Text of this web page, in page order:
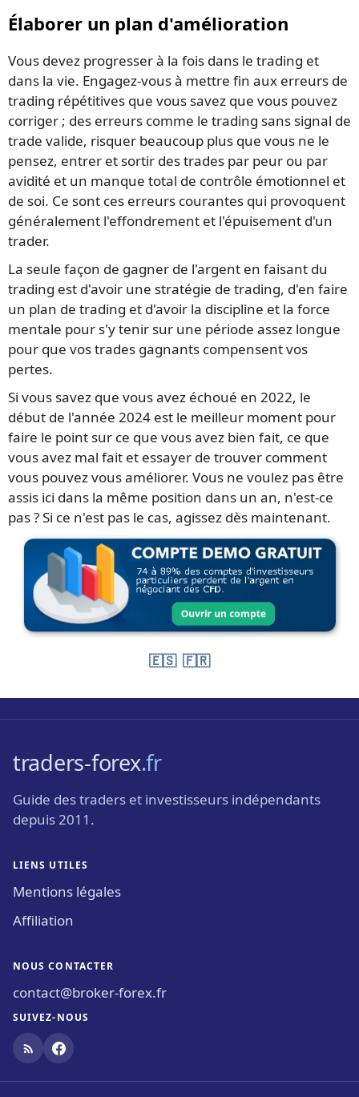
Élaborer un plan d'amélioration
Vous devez progresser à la fois dans le trading et
dans la vie. Engagez-vous à mettre fin aux erreurs de
trading répétitives que vous savez que vous pouvez
corriger ; des erreurs comme le trading sans signal de
trade valide, risquer beaucoup plus que vous ne le
pensez, entrer et sortir des trades par peur ou par
avidité et un manque total de contrôle émotionnel et
de soi. Ce sont ces erreurs courantes qui provoquent
généralement l'effondrement et l'épuisement d'un
trader.
La seule façon de gagner de l'argent en faisant du
trading est d'avoir une stratégie de trading, d'en faire
un plan de trading et d'avoir la discipline et la force
mentale pour s'y tenir sur une période assez longue
pour que vos trades gagnants compensent vos
pertes.
Si vous savez que vous avez échoué en 2022, le
début de l'année 2024 est le meilleur moment pour
faire le point sur ce que vous avez bien fait, ce que
vous avez mal fait et essayer de trouver comment
vous pouvez vous améliorer. Vous ne voulez pas être
assis ici dans la même position dans un an, n'est-ce
pas ? Si ce n'est pas le cas, agissez dès maintenant.
🇪🇸 🇫🇷
traders-forex.fr
Guide des traders et investisseurs indépendants
depuis 2011.
LIENS UTILES
Mentions légales
Affiliation
NOUS CONTACTER
contact@broker-forex.fr
SUIVEZ-NOUS